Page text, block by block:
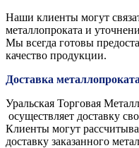
Наши клиенты могут
металлопроката и
Мы всегда готовы
качество продукции.
Доставка металлопроката
Уральская Торговая
осуществляет доставку
Клиенты могут
доставку заказанного